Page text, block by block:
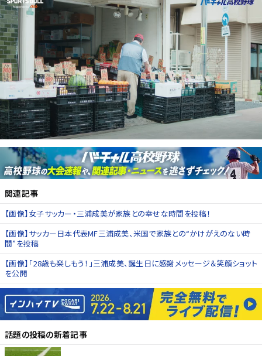
関連記事
【画像】女子サッカー・三浦成美が家族との幸せな時間を投稿！
【画像】サッカー日本代表MF三浦成美、米国で家族との“かけがえのない時
間”を投稿
【画像】「28歳も楽しもう！」三浦成美、誕生日に感謝メッセージ＆笑顔ショット
を公開
話題の投稿の新着記事